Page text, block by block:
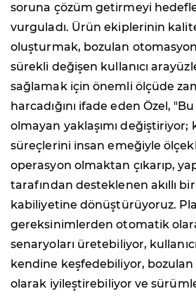
soruna çözüm getirmeyi
vurguladı. Ürün ekiplerinin
oluşturmak, bozulan
sürekli değişen kullanıcı
sağlamak için önemli ölçüde
harcadığını ifade eden Özel,
olmayan yaklaşımı değiştiriyor;
süreçlerini insan emeğiyle
operasyon olmaktan çıkarıp,
tarafından desteklenen akıllı
kabiliyetine dönüştürüyoruz.
gereksinimlerden otomatik
senaryoları üretebiliyor,
kendine keşfedebiliyor, bozulan
olarak iyileştirebiliyor ve